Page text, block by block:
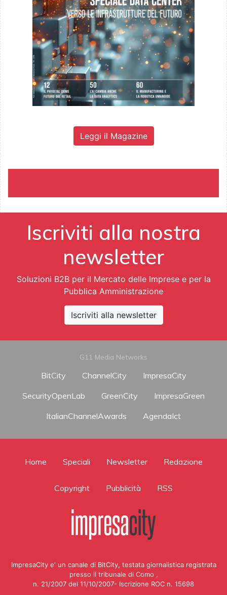
Leggi il Magazine
Iscriviti alla nostra
newsletter
Soluzioni B2B per il Mercato delle Imprese e per la
Pubblica Amministrazione
Iscriviti alla newsletter
G11 Media Networks
BitCity ChannelCity
ImpresaCity
SecurityOpenLab
GreenCity
ImpresaGreen
ItalianChannelAwards
AgendaIct
Home Speciali Newsletter Redazione
Copyright Pubblicità RSS
ImpresaCity e' un canale di BitCity, testata giornalistica registrata
presso il tribunale di Como ,
n. 21/2007 del 11/10/2007- Iscrizione ROC n. 15698